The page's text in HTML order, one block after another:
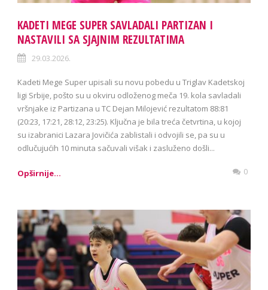
KADETI MEGE SUPER SAVLADALI PARTIZAN I
NASTAVILI SA SJAJNIM REZULTATIMA
29.03.2026.
Kadeti Mege Super upisali su novu pobedu u Triglav Kadetskoj
ligi Srbije, pošto su u okviru odloženog meča 19. kola savladali
vršnjake iz Partizana u TC Dejan Milojević rezultatom 88:81
(20:23, 17:21, 28:12, 23:25). Ključna je bila treća četvrtina, u kojoj
su izabranici Lazara Jovičića zablistali i odvojili se, pa su u
odlučujućih 10 minuta sačuvali višak i zasluženo došli...
Opširnije... 0